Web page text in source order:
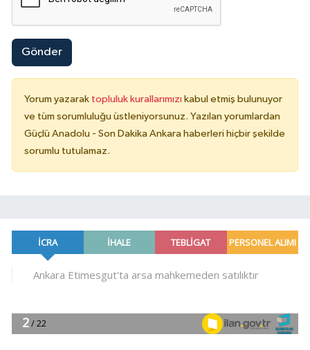
Gönder
Yorum yazarak topluluk kurallarımızı kabul etmiş bulunuyor
ve tüm sorumluluğu üstleniyorsunuz. Yazılan yorumlardan
Güçlü Anadolu - Son Dakika Ankara haberleri hiçbir şekilde
sorumlu tutulamaz.